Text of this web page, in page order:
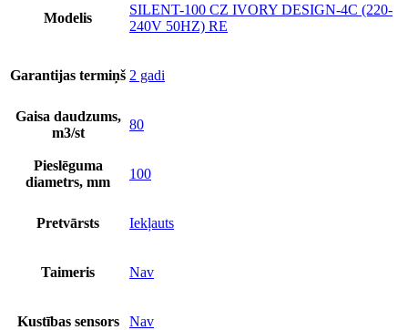
Modelis
SILENT-100 CZ IVORY DESIGN-4C (220-
240V 50HZ) RE
Garantijas termiņš 2 gadi
Gaisa daudzums,
m3/st
80
Pieslēguma
diametrs, mm
100
Pretvārsts Iekļauts
Taimeris Nav
Kustības sensors Nav